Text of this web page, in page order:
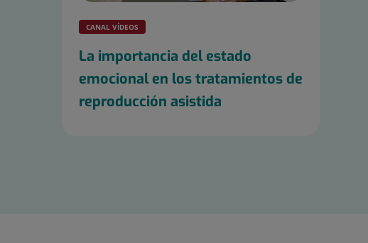
CANAL VÍDEOS
La importancia del estado
emocional en los tratamientos de
reproducción asistida